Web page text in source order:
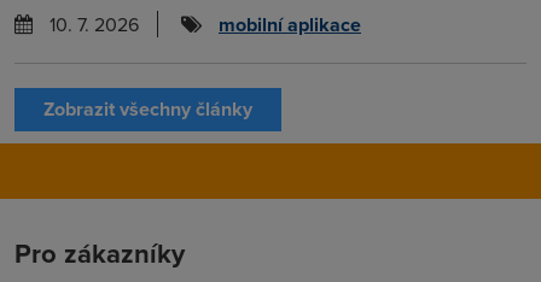
10. 7. 2026
mobilní aplikace
Zobrazit všechny články
Pro zákazníky